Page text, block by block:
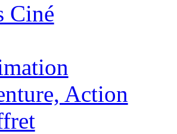
Ciné
Action